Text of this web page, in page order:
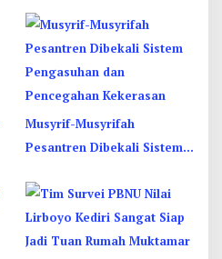
Rampung
Musyrif-Musyrifah
Pesantren Dibekali Sistem
Pencegahan Kekerasan